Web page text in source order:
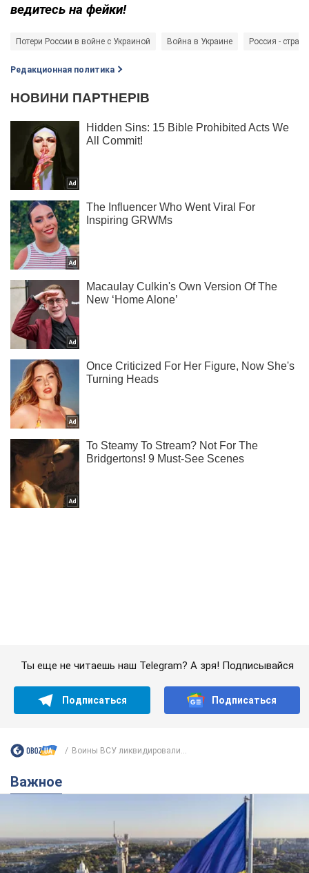
ведитесь на фейки!
Потери России в войне с Украиной Война в Украине Россия -
Редакционная политика
Какой была оригинальная версия гимна
Украины и почему ее боялась Российская
империя: об этом не рассказывают в школе